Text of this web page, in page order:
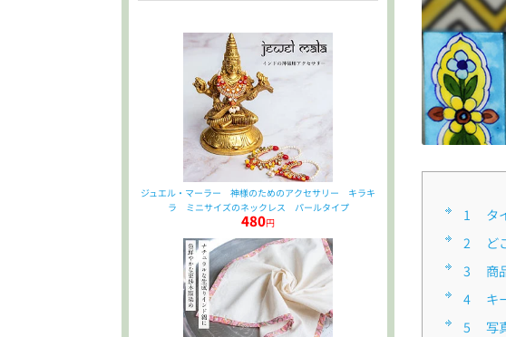
1
■
2
■
3
■
4
■
5
■
ジュエル・マーラー 神様のためのアクセサリー キラキ
ラ ミニサイズのネックレス パールタイプ
480円